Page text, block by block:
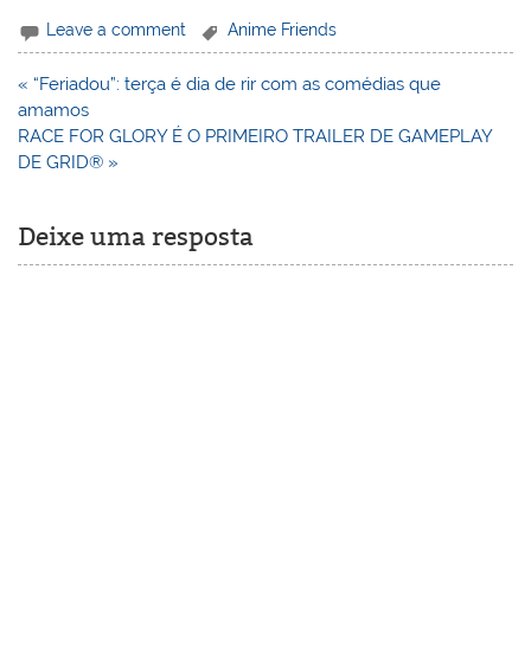
Leave a comment Anime Friends
Navegação
de
Post
« “Feriadou”: terça é dia de rir com as comédias que
amamos
RACE FOR GLORY É O PRIMEIRO TRAILER DE GAMEPLAY
DE GRID® »
Deixe uma resposta